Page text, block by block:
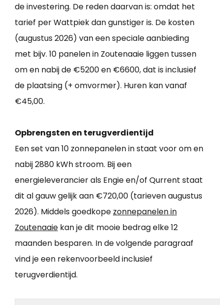
de investering. De reden daarvan is: omdat het
tarief per Wattpiek dan gunstiger is. De kosten
(augustus 2026) van een speciale aanbieding
met bijv. 10 panelen in Zoutenaaie liggen tussen
om en nabij de €5200 en €6600, dat is inclusief
de plaatsing (+ omvormer). Huren kan vanaf
€45,00.
Opbrengsten en terugverdientijd
Een set van 10 zonnepanelen in staat voor om en
nabij 2880 kWh stroom. Bij een
energieleverancier als Engie en/of Qurrent staat
dit al gauw gelijk aan €720,00 (tarieven augustus
2026). Middels goedkope zonnepanelen in
Zoutenaaie kan je dit mooie bedrag elke 12
maanden besparen. In de volgende paragraaf
vind je een rekenvoorbeeld inclusief
terugverdientijd.